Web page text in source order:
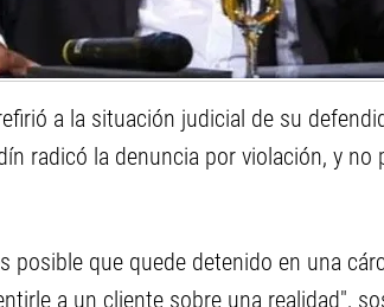
a la situación judicial de su
radicó la denuncia por violación, y
posible que quede detenido en una
a un cliente sobre una realidad",